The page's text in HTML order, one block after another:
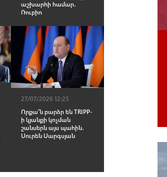
աշխարհի համար․
Ռուբիո
27/07/2026 12:25
Որքա՞ն բարձր են TRIPP-
ի կյանքի կոչման
շանսերն այս պահին․
Սուրեն Սարգսյան